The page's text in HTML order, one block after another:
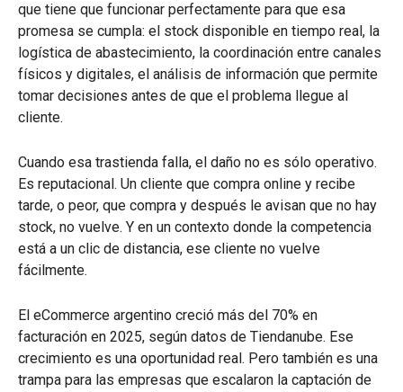
que tiene que funcionar perfectamente para que esa
promesa se cumpla: el stock disponible en tiempo real, la
logística de abastecimiento, la coordinación entre canales
físicos y digitales, el análisis de información que permite
tomar decisiones antes de que el problema llegue al
cliente.
Cuando esa trastienda falla, el daño no es sólo operativo.
Es reputacional. Un cliente que compra online y recibe
tarde, o peor, que compra y después le avisan que no hay
stock, no vuelve. Y en un contexto donde la competencia
está a un clic de distancia, ese cliente no vuelve
fácilmente.
El eCommerce argentino creció más del 70% en
facturación en 2025, según datos de Tiendanube. Ese
crecimiento es una oportunidad real. Pero también es una
trampa para las empresas que escalaron la captación de